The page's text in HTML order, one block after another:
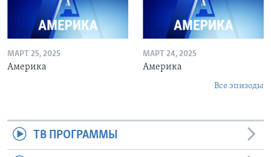
МАРТ 25, 2025
Америка
МАРТ 24, 2025
Америка
Все эпизоды
ТВ ПРОГРАММЫ